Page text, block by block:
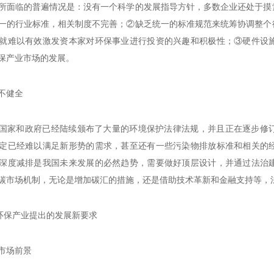
面临的普遍情况是：没有一个科学的发展指导方针，多数企业还处于
的行业标准，相关制度不完善；②缺乏统一的标准规范来统筹协调整
难以有效激发资本家对环保事业进行投资的兴趣和积极性；③硬件设
产业市场的发展。
健全
家和政府已经陆续颁布了大量的环境保护法律法规，并且正在逐步
已经难以满足新形势的需求，甚至还有一些污染物排放标准和相关
度减排是我国未来发展的必然趋势，需要做好顶层设计，并通过法
市场机制，无论是增加碳汇的措施，还是借助技术革新和金融支持等，
保产业提出的发展新要求
场前景